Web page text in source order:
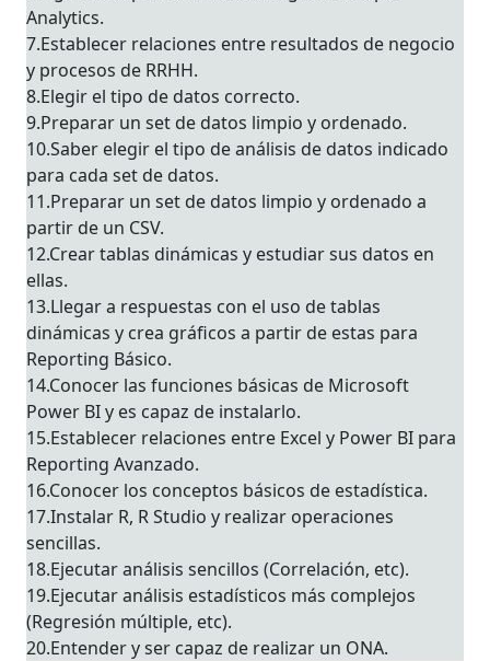
Analytics.
7.Establecer relaciones entre resultados de negocio
y procesos de RRHH.
8.Elegir el tipo de datos correcto.
9.Preparar un set de datos limpio y ordenado.
10.Saber elegir el tipo de análisis de datos indicado
para cada set de datos.
11.Preparar un set de datos limpio y ordenado a
partir de un CSV.
12.Crear tablas dinámicas y estudiar sus datos en
ellas.
13.Llegar a respuestas con el uso de tablas
dinámicas y crea gráficos a partir de estas para
Reporting Básico.
14.Conocer las funciones básicas de Microsoft
Power BI y es capaz de instalarlo.
15.Establecer relaciones entre Excel y Power BI para
Reporting Avanzado.
16.Conocer los conceptos básicos de estadística.
17.Instalar R, R Studio y realizar operaciones
sencillas.
18.Ejecutar análisis sencillos (Correlación, etc).
19.Ejecutar análisis estadísticos más complejos
(Regresión múltiple, etc).
20.Entender y ser capaz de realizar un ONA.